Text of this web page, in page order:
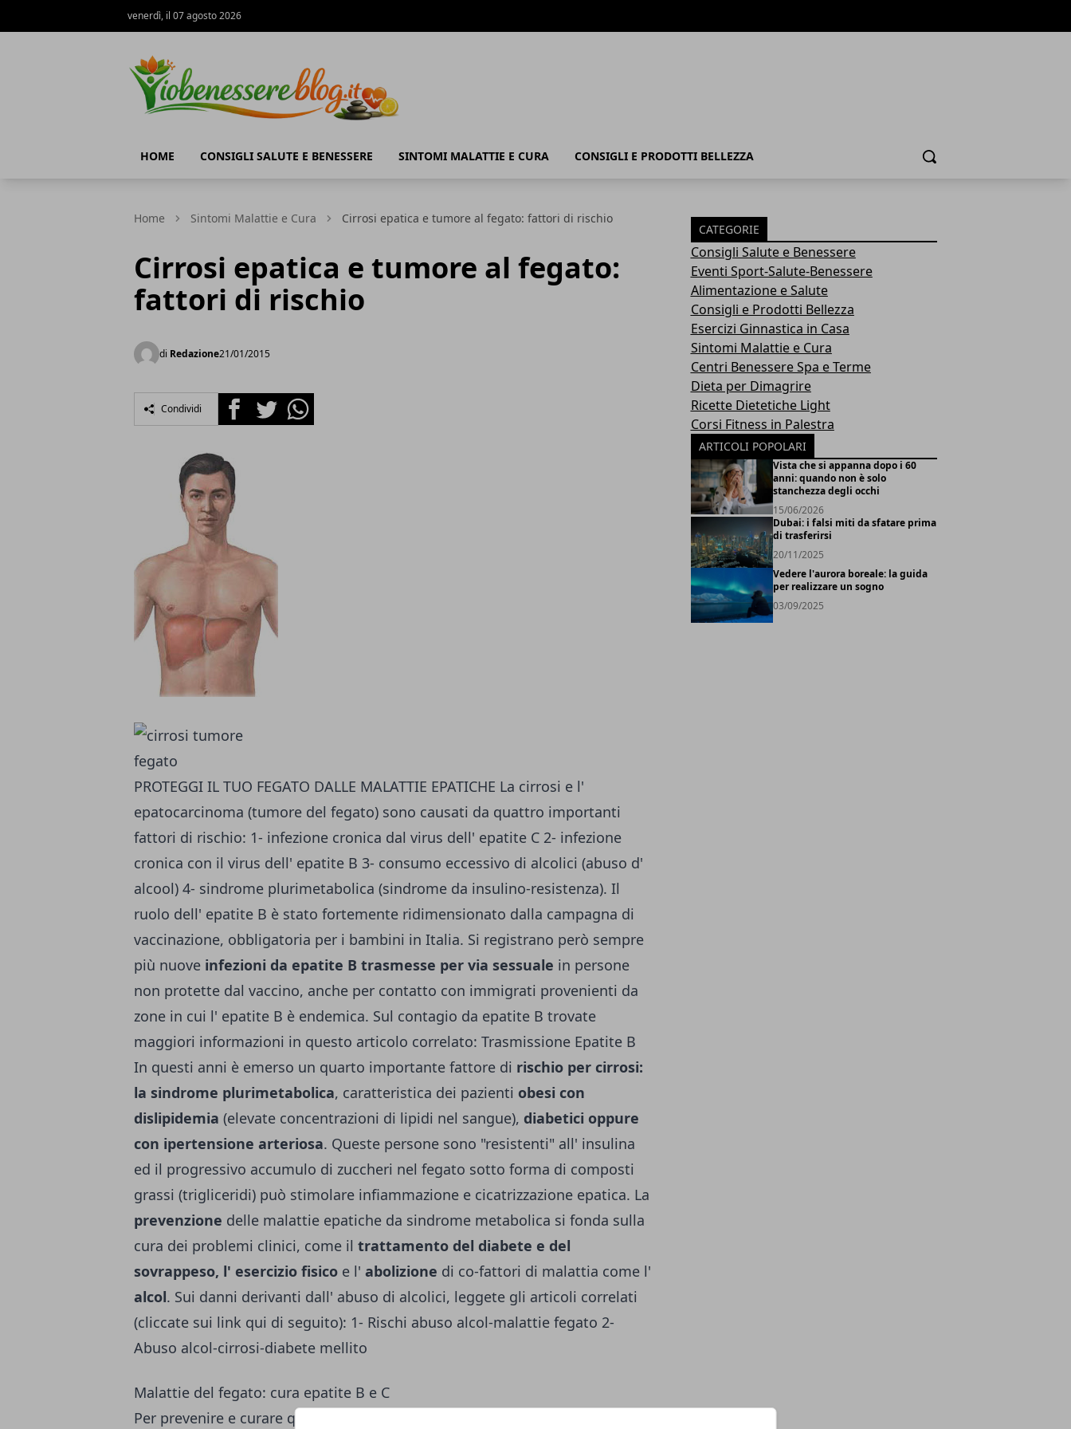
venerdì, il 07 agosto 2026
HOME CONSIGLI SALUTE E BENESSERE SINTOMI MALATTIE E CURA CONSIGLI E PRODOTTI BELLEZZA Cerca
Home Sintomi Malattie e Cura Cirrosi epatica e tumore al fegato: fattori di rischio
Cirrosi epatica e tumore al fegato:
fattori di rischio
di Redazione21/01/2015
Condividi FacebookTwitterWhatsapp
PROTEGGI IL TUO FEGATO DALLE MALATTIE EPATICHE La cirrosi e l'
epatocarcinoma (tumore del fegato) sono causati da quattro importanti
fattori di rischio: 1- infezione cronica dal virus dell' epatite C 2- infezione
cronica con il virus dell' epatite B 3- consumo eccessivo di alcolici (abuso d'
alcool) 4- sindrome plurimetabolica (sindrome da insulino-resistenza). Il
ruolo dell' epatite B è stato fortemente ridimensionato dalla campagna di
vaccinazione, obbligatoria per i bambini in Italia. Si registrano però sempre
più nuove infezioni da epatite B trasmesse per via sessuale in persone
non protette dal vaccino, anche per contatto con immigrati provenienti da
zone in cui l' epatite B è endemica. Sul contagio da epatite B trovate
maggiori informazioni in questo articolo correlato: Trasmissione Epatite B
In questi anni è emerso un quarto importante fattore di rischio per cirrosi:
la sindrome plurimetabolica, caratteristica dei pazienti obesi con
dislipidemia (elevate concentrazioni di lipidi nel sangue), diabetici oppure
con ipertensione arteriosa. Queste persone sono "resistenti" all' insulina
ed il progressivo accumulo di zuccheri nel fegato sotto forma di composti
grassi (trigliceridi) può stimolare infiammazione e cicatrizzazione epatica. La
prevenzione delle malattie epatiche da sindrome metabolica si fonda sulla
cura dei problemi clinici, come il trattamento del diabete e del
sovrappeso, l' esercizio fisico e l' abolizione di co-fattori di malattia come l'
alcol. Sui danni derivanti dall' abuso di alcolici, leggete gli articoli correlati
(cliccate sui link qui di seguito): 1- Rischi abuso alcol-malattie fegato 2-
Abuso alcol-cirrosi-diabete mellito
Malattie del fegato: cura epatite B e C
Per prevenire e curare queste gravi malattie occorrono strategie integrate.
CATEGORIE
Consigli Salute e Benessere
Eventi Sport-Salute-Benessere
Alimentazione e Salute
Consigli e Prodotti Bellezza
Esercizi Ginnastica in Casa
Sintomi Malattie e Cura
Centri Benessere Spa e Terme
Dieta per Dimagrire
Ricette Dietetiche Light
Corsi Fitness in Palestra
ARTICOLI POPOLARI
Vista che si appanna dopo i 60
anni: quando non è solo
stanchezza degli occhi
15/06/2026
Dubai: i falsi miti da sfatare prima
di trasferirsi
20/11/2025
Vedere l'aurora boreale: la guida
per realizzare un sogno
03/09/2025